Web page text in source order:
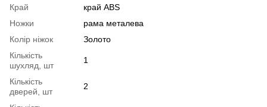
Край
край ABS
Ножки
рама металева
Колір ніжок
Золото
Кількість
шухляд, шт
1
Кількість
дверей, шт
2